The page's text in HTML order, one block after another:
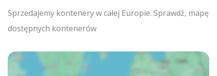
Sprzedajemy kontenery w całej Europie. Sprawdź, mapę
dostępnych kontenerów